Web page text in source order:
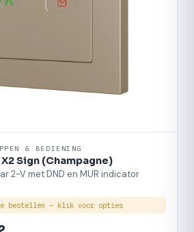
& BEDIENING
Sign (Champagne)
2-V met DND en MUR indicator
bestellen — klik voor opties